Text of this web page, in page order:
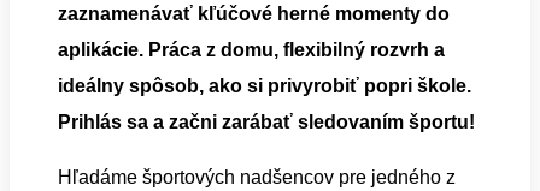
zaznamenávať kľúčové herné momenty do
aplikácie. Práca z domu, flexibilný rozvrh a
ideálny spôsob, ako si privyrobiť popri škole.
Prihlás sa a začni zarábať sledovaním športu!
Hľadáme športových nadšencov pre jedného z